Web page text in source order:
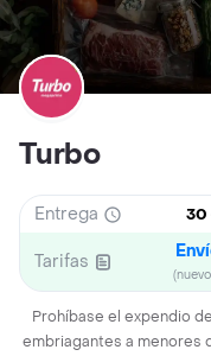
Turbo
Entrega 30
Tarifas
Prohíbase el expendio
embriagantes a menores